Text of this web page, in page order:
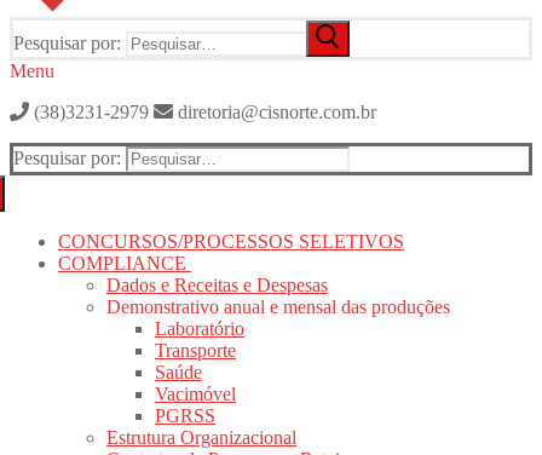
Pesquisar por:
Menu
(38)3231-2979
diretoria@cisnorte.com.br
Pesquisar por:
CONCURSOS/PROCESSOS SELETIVOS
COMPLIANCE
Dados e Receitas e Despesas
Demonstrativo anual e mensal das produções
Laboratório
Transporte
Saúde
Vacimóvel
PGRSS
Estrutura Organizacional